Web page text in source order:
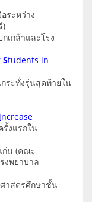
ระหว่าง
)
เกล้าและโรง
Students in
ระทั่งรุ่นสุดท้ายใน
ncrease
งแรกใน
ก่น (คณะ
งพยาบาล
าสตรศึกษาชั้น